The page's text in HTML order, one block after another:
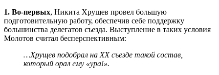
1. Во-первых, Никита Хрущев провел большую
подготовительную работу, обеспечив себе поддержку
большинства делегатов съезда. Выступление в таких условия
Молотов считал бесперспективным:
…Хрущев подобрал на XX съезде такой состав,
который орал ему «ура!».